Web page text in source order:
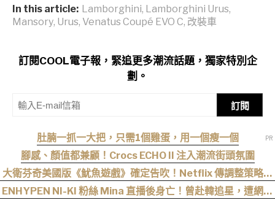
In this article: Lamborghini, Lamborghini Urus,
Mansory, Urus, Venatus Coupé EVO C, 改裝車
訂閱COOL電子報，緊追更多潮流話題，獨家特別企
劃。
訂閱
肚腩一抓一大把，只需1個雞蛋，用一個瘦一個
腳感、顏值都兼顧！Crocs ECHO II 注入潮流街頭氛圍
大衛芬奇美國版《魷魚遊戲》確定告吹！Netflix 傳調整策略，
不再推進該系列
ENHYPEN NI-KI 粉絲 Mina 直播後身亡！曾赴韓追星，遭網暴